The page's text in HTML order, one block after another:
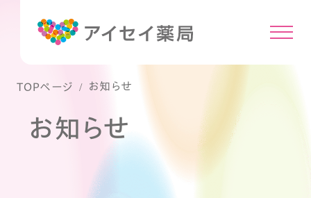
TOPページ お知らせ
お知らせ